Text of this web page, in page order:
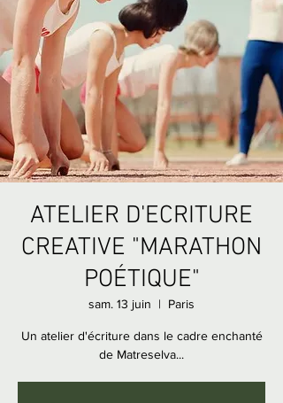
ATELIER D'ECRITURE
CREATIVE "MARATHON
POÉTIQUE"
sam. 13 juin
  |
Paris
Un atelier d'écriture dans le cadre enchanté
de Matreselva...